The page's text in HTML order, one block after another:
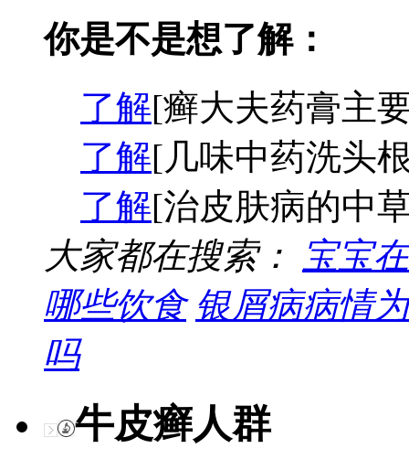
你是不是想了解：
了解[癣大夫药膏主
了解[几味中药洗头
了解[治皮肤病的中
大家都在搜索：
宝宝
哪些饮食 银屑病病情
吗
牛皮癣人群